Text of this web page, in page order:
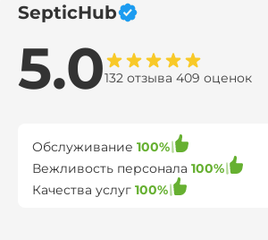
SepticHub
5.0132 отзыва 409 оценок
Обслуживание 100%
Вежливость персонала 100%
Качества услуг 100%